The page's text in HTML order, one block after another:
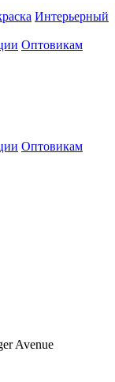
Интерьерный
Оптовикам
Оптовикам
Avenue